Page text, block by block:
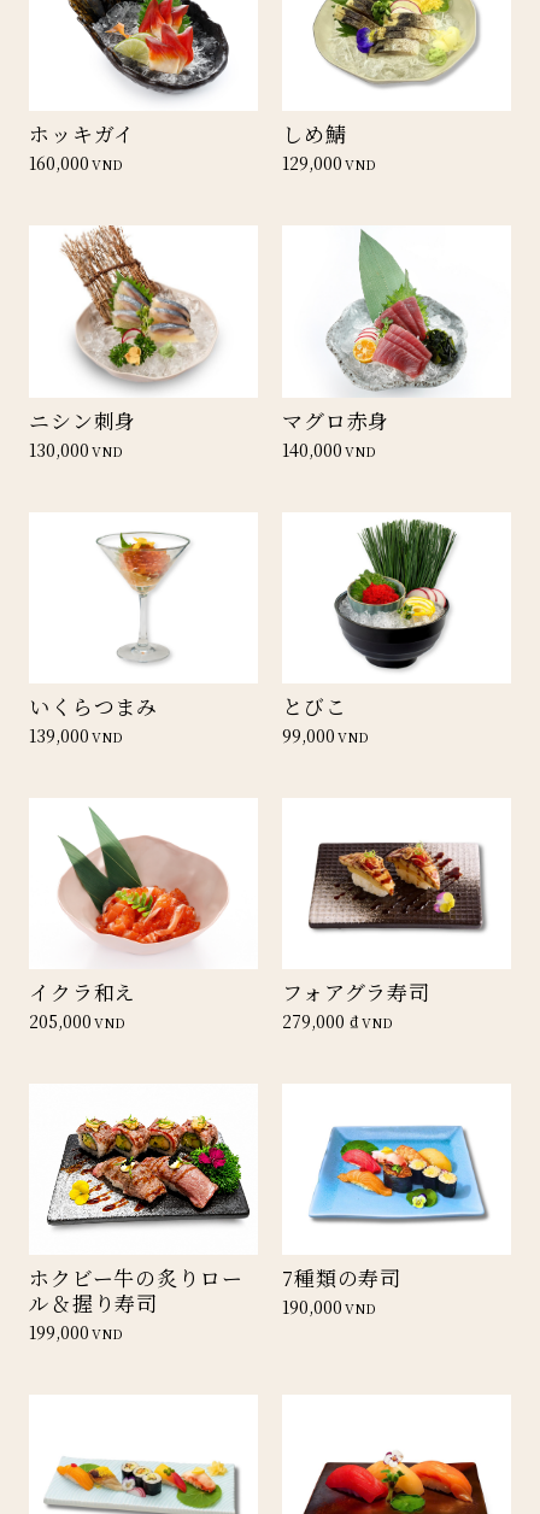
ホッキガイ
160,000VND
しめ鯖
129,000VND
ニシン刺身
130,000VND
マグロ赤身
140,000VND
いくらつまみ
139,000VND
とびこ
99,000VND
イクラ和え
205,000VND
フォアグラ寿司
279,000 ₫VND
ホクビー牛の炙りロー
ル＆握り寿司
199,000VND
7種類の寿司
190,000VND